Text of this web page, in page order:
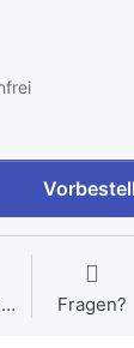
Vergleichen Fragen?